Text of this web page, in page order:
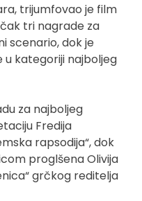
trijumfovao je film
tri nagrade za
scenario, dok je
u kategoriji najboljeg
za najboljeg
Fredija
rapsodija“, dok
proglšena Olivija
grčkog reditelja